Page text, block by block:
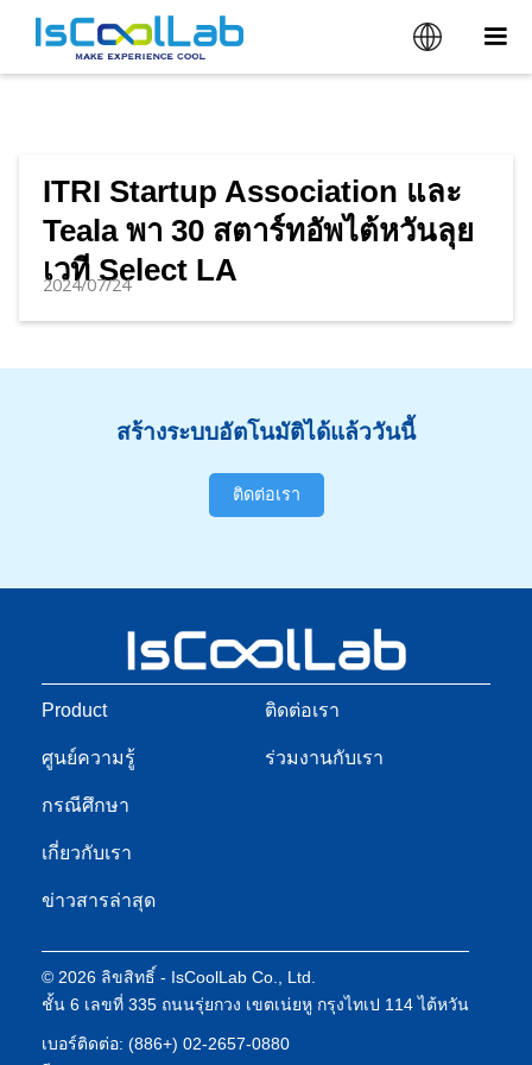
ITRI Startup Association และ
Teala พา 30 สตาร์ทอัพไต้หวันลุย
เวที Select LA
2024/07/24
สร้างระบบอัตโนมัติได้แล้ววันนี้
ติดต่อเรา
Product
ศูนย์ความรู้
กรณีศึกษา
เกี่ยวกับเรา
ข่าวสารล่าสุด
ติดต่อเรา
ร่วมงานกับเรา
© 2026 ลิขสิทธิ์ - IsCoolLab Co., Ltd.
ชั้น 6 เลขที่ 335 ถนนรุ่ยกวง เขตเน่ยหู กรุงไทเป 114 ไต้หวัน
เบอร์ติดต่อ: (886+) 02-2657-0880